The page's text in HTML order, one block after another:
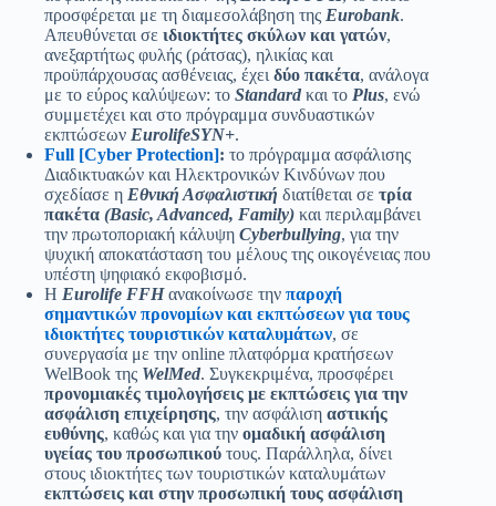
προσφέρεται με τη διαμεσολάβηση της Eurobank.
Απευθύνεται σε ιδιοκτήτες σκύλων και γατών,
ανεξαρτήτως φυλής (ράτσας), ηλικίας και
προϋπάρχουσας ασθένειας, έχει δύο πακέτα, ανάλογα
με το εύρος καλύψεων: το Standard και το Plus, ενώ
συμμετέχει και στο πρόγραμμα συνδυαστικών
εκπτώσεων EurolifeSYN+.
Full [Cyber Protection]: το πρόγραμμα ασφάλισης
Διαδικτυακών και Ηλεκτρονικών Κινδύνων που
σχεδίασε η Εθνική Ασφαλιστική διατίθεται σε τρία
πακέτα (Basic, Advanced, Family) και περιλαμβάνει
την πρωτοποριακή κάλυψη Cyberbullying, για την
ψυχική αποκατάσταση του μέλους της οικογένειας που
υπέστη ψηφιακό εκφοβισμό.
Η Eurolife FFHανακοίνωσε την παροχή
σημαντικών προνομίων και εκπτώσεων για τους
ιδιοκτήτες τουριστικών καταλυμάτων, σε
συνεργασία με την online πλατφόρμα κρατήσεων
WelBook της WelMed. Συγκεκριμένα, προσφέρει
προνομιακές τιμολογήσεις με εκπτώσεις για την
ασφάλιση επιχείρησης, την ασφάλιση αστικής
ευθύνης, καθώς και για την ομαδική ασφάλιση
υγείας του προσωπικού τους. Παράλληλα, δίνει
στους ιδιοκτήτες των τουριστικών καταλυμάτων
εκπτώσεις και στην προσωπική τους ασφάλιση